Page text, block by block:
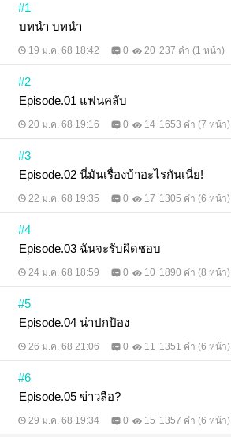
#1
บทนำ บทนำ
19 ม.ค. 68 18:42 0 20 237 คำ (1 หน้า)
#2
Episode.01 แฟนคลับ
20 ม.ค. 68 19:16 0 14 1653 คำ (7 หน้า)
#3
Episode.02 นี่มันเรื่องบ้าอะไรกันเนี่ย!
22 ม.ค. 68 19:35 0 17 1305 คำ (6 หน้า)
#4
Episode.03 ฉันจะรับผิดชอบ
24 ม.ค. 68 18:59 0 10 1890 คำ (8 หน้า)
#5
Episode.04 น่าปกป้อง
26 ม.ค. 68 21:06 0 11 1351 คำ (6 หน้า)
#6
Episode.05 ข่าวลือ?
29 ม.ค. 68 19:34 0 15 1357 คำ (6 หน้า)